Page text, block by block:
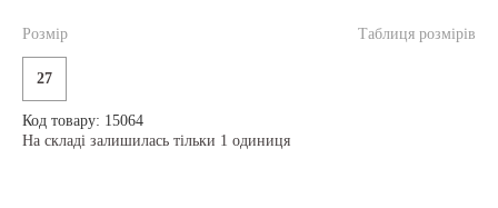
Таблиця розмірів
Розмір
27
Код товару: 15064
На складі залишилась тільки 1 одиниця